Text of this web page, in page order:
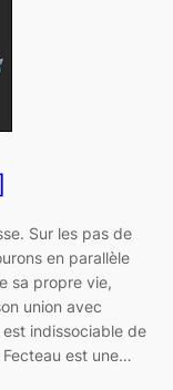
Sur les pas de
en parallèle
sa propre vie,
union avec
indissociable de
est une…